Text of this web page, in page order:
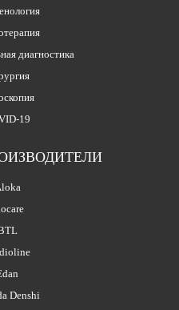
диагностика
19
Denshi